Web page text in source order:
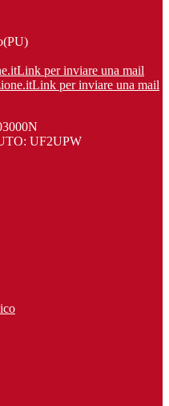
Link per inviare una mail
Link per inviare una mail
UF2UPW